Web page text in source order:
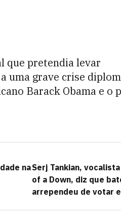
que pretendia levar
uma grave crise
Barack Obama e o
naSerj Tankian,
of a Down, diz que
arrependeu de votar